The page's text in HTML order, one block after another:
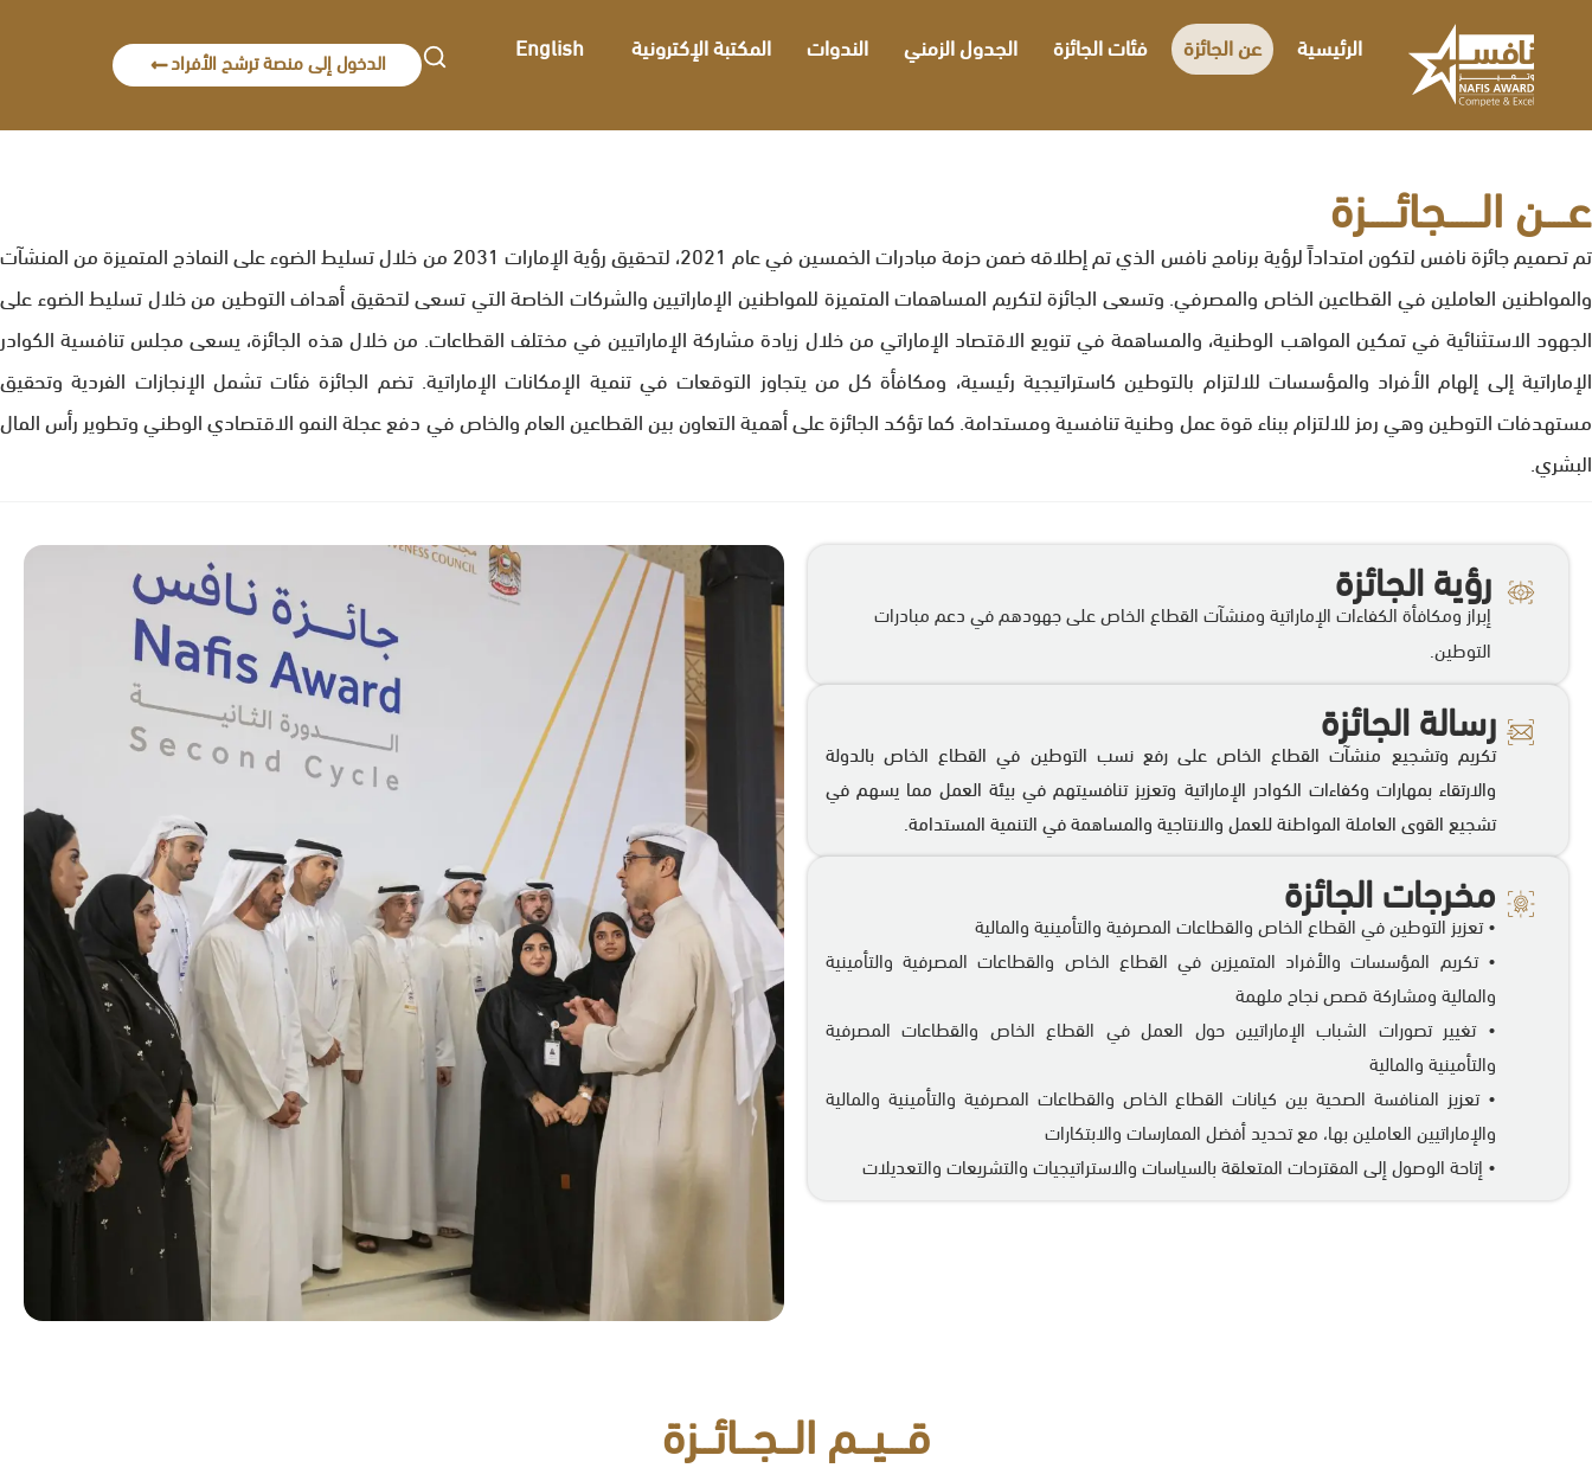
الرئيسية عن الجائزة فئات الجائزة الجدول الزمني الندوات المكتبة الإكترونية English الدخول إلى منصة ترشح الأفراد
عـــــن الـــــــجائــــــزة
تم تصميم جائزة نافس لتكون امتداداً لرؤية برنامج نافس الذي تم إطلاقه ضمن حزمة مبادرات الخمسين في عام 2021، لتحقيق رؤية الإمارات 2031 من خلال تسليط الضوء على النماذج المتميزة من المنشآت
والمواطنين العاملين في القطاعين الخاص والمصرفي. وتسعى الجائزة لتكريم المساهمات المتميزة للمواطنين الإماراتيين والشركات الخاصة التي تسعى لتحقيق أهداف التوطين من خلال تسليط الضوء على
الجهود الاستثنائية في تمكين المواهب الوطنية، والمساهمة في تنويع الاقتصاد الإماراتي من خلال زيادة مشاركة الإماراتيين في مختلف القطاعات. من خلال هذه الجائزة، يسعى مجلس تنافسية الكوادر
الإماراتية إلى إلهام الأفراد والمؤسسات للالتزام بالتوطين كاستراتيجية رئيسية، ومكافأة كل من يتجاوز التوقعات في تنمية الإمكانات الإماراتية. تضم الجائزة فئات تشمل الإنجازات الفردية وتحقيق
مستهدفات التوطين وهي رمز للالتزام ببناء قوة عمل وطنية تنافسية ومستدامة. كما تؤكد الجائزة على أهمية التعاون بين القطاعين العام والخاص في دفع عجلة النمو الاقتصادي الوطني وتطوير رأس المال
البشري.
رؤية الجائزة
إبراز ومكافأة الكفاءات الإماراتية ومنشآت القطاع الخاص على جهودهم في دعم مبادرات
التوطين.​
رسالة الجائزة
تكريم وتشجيع منشآت القطاع الخاص على رفع نسب التوطين في القطاع الخاص بالدولة
والارتقاء بمهارات وكفاءات الكوادر الإماراتية وتعزيز تنافسيتهم في بيئة العمل مما يسهم في
تشجيع القوى العاملة المواطنة للعمل والانتاجية والمساهمة في التنمية المستدامة. ​
مخرجات الجائزة
• تعزيز التوطين في القطاع الخاص والقطاعات المصرفية والتأمينية والمالية
• تكريم المؤسسات والأفراد المتميزين في القطاع الخاص والقطاعات المصرفية والتأمينية
والمالية ومشاركة قصص نجاح ملهمة
• تغيير تصورات الشباب الإماراتيين حول العمل في القطاع الخاص والقطاعات المصرفية
والتأمينية والمالية
• تعزيز المنافسة الصحية بين كيانات القطاع الخاص والقطاعات المصرفية والتأمينية والمالية
والإماراتيين العاملين بها، مع تحديد أفضل الممارسات والابتكارات
• إتاحة الوصول إلى المقترحات المتعلقة بالسياسات والاستراتيجيات والتشريعات والتعديلات
قــــيـــم الـــجـــائـــزة